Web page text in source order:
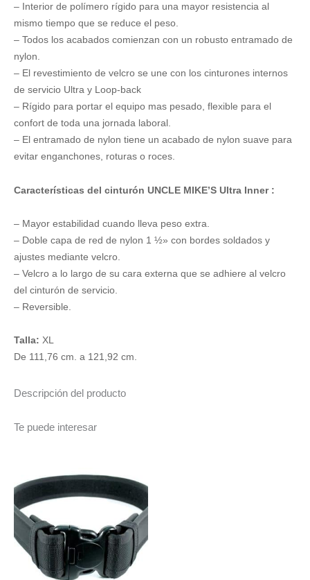
– Interior de polímero rígido para una mayor resistencia al
mismo tiempo que se reduce el peso.
– Todos los acabados comienzan con un robusto entramado de
nylon.
– El revestimiento de velcro se une con los cinturones internos
de servicio Ultra y Loop-back
– Rígido para portar el equipo mas pesado, flexible para el
confort de toda una jornada laboral.
– El entramado de nylon tiene un acabado de nylon suave para
evitar enganchones, roturas o roces.
Características del cinturón UNCLE MIKE’S Ultra Inner :
– Mayor estabilidad cuando lleva peso extra.
– Doble capa de red de nylon 1 ½» con bordes soldados y
ajustes mediante velcro.
– Velcro a lo largo de su cara externa que se adhiere al velcro
del cinturón de servicio.
– Reversible.
Talla: XL
De 111,76 cm. a 121,92 cm.
Descripción del producto
Te puede interesar